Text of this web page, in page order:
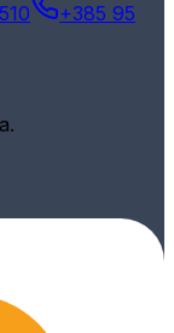
+385 95